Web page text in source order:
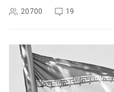
20700 19